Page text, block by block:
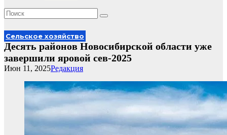
Сельское хозяйство
Десять районов Новосибирской области уже
завершили яровой сев-2025
Редакция
Июн 11, 2025